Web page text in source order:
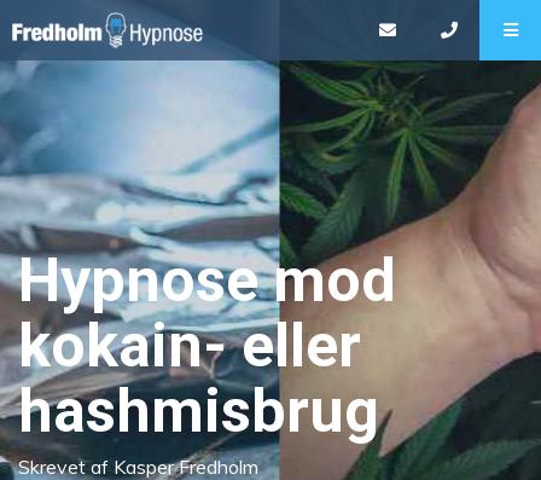
Hypnose mod
kokain- eller
hashmisbrug
Skrevet af Kasper Fredholm